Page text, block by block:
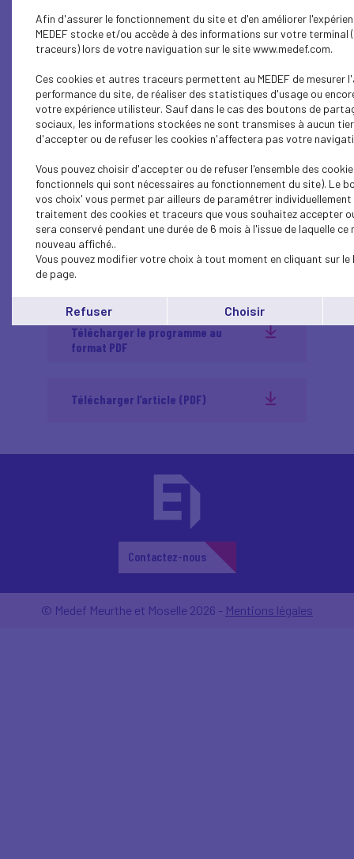
Télécharger le programme au
format PDF
Télécharger l’article (PDF)
Contactez-nous
© Medef Meurthe et Moselle 2026 - Mentions légales
Afin d'assurer le fonctionnement du site et d'en améliorer
MEDEF stocke et/ou accède à des informations sur votre terminal
traceurs) lors de votre naviguation sur le site www.medef.com.
Ces cookies et autres traceurs permettent au MEDEF de mesurer
performance du site, de réaliser des statistiques d'usage ou
votre expérience utilisteur. Sauf dans le cas des boutons de
sociaux, les informations stockées ne sont transmises à aucun
d'accepter ou de refuser les cookies n'affectera pas votre
Vous pouvez choisir d'accepter ou de refuser l'ensemble des
fonctionnels qui sont nécessaires au fonctionnement du site). Le
vos choix' vous permet par ailleurs de paramétrer
traitement des cookies et traceurs que vous souhaitez accepter
sera conservé pendant une durée de 6 mois à l'issue de laquelle ce
nouveau affiché..
Vous pouvez modifier votre choix à tout moment en cliquant sur le
de page.
Refuser Choisir